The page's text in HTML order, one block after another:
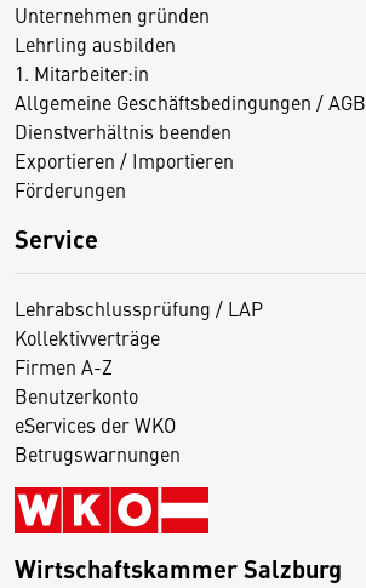
Unternehmen gründen
Lehrling ausbilden
1. Mitarbeiter:in
Allgemeine Geschäftsbedingungen / AGB
Dienstverhältnis beenden
Exportieren / Importieren
Förderungen
Service
Lehrabschlussprüfung / LAP
Kollektivverträge
Firmen A-Z
Benutzerkonto
eServices der WKO
Betrugswarnungen
Wirtschaftskammer Salzburg